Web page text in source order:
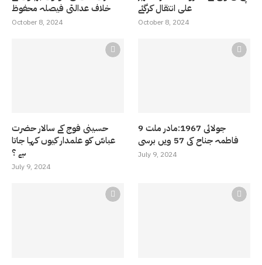
خلاف عدالتی فیصلہ محفوظ
October 8, 2024
علی انتقال کرگئے
October 8, 2024
حسینی فوج کے سالار حضرت
عباسّ کو علمدار کیوں کہا جاتا
ہے ؟
July 9, 2024
9 جولائی 1967:مادر ملت
فاطمہ جناح کی 57 ویں برسی
July 9, 2024